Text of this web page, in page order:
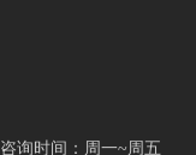
咨询时间：周一~周五